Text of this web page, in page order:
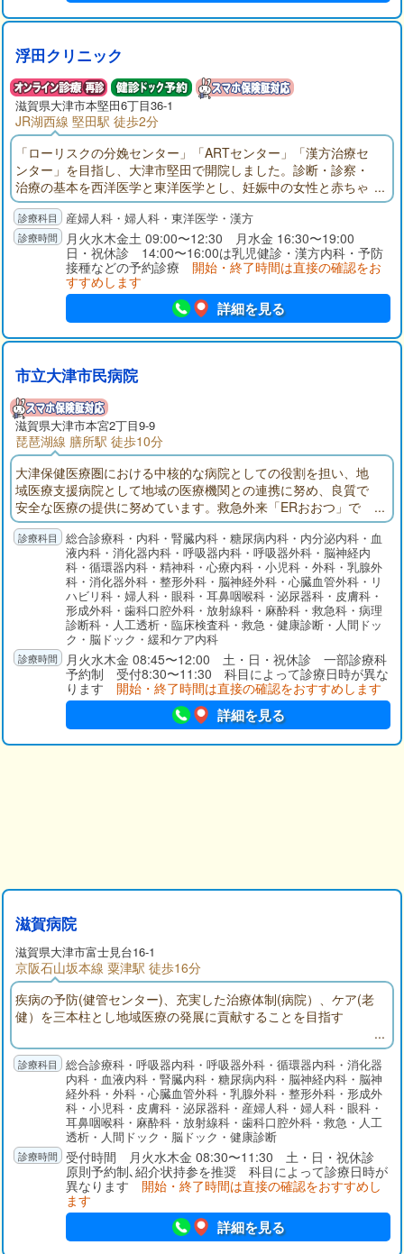
浮田クリニック
滋賀県大津市本堅田6丁目36-1
JR湖西線 堅田駅 徒歩2分
「ローリスクの分娩センター」「ARTセンター」「漢方治療セ
ンター」を目指し、大津市堅田で開院しました。診断・診察・
治療の基本を西洋医学と東洋医学とし、妊娠中の女性と赤ちゃ
んにできるだけ優しい医療を提供したいと考えます。また、子
育て中・更年期・老年期の女性とそのご家族の健康をサポート
できる医療機関を目指してまいります。
産婦人科・婦人科・東洋医学・漢方
月火水木金土 09:00〜12:30 月水金 16:30〜19:00
日・祝休診 14:00〜16:00は乳児健診・漢方内科・予防
接種などの予約診療 開始・終了時間は直接の確認をお
すすめします
詳細を見る
市立大津市民病院
滋賀県大津市本宮2丁目9-9
琵琶湖線 膳所駅 徒歩10分
大津保健医療圏における中核的な病院としての役割を担い、地
域医療支援病院として地域の医療機関との連携に努め、良質で
安全な医療の提供に努めています。救急外来「ERおおつ」で
は、24時間365日「とまらない救急」を掲げ、救急専門医を中心
に他科医師やICUと速やかに連携しています。健診センターでは
各種検診や予防接種を行うとともに、早期発見から内視鏡およ
び外科的手術治療、化学療法、放射線治療そして緩和ケアにい
たるまで、シームレスで集学的ながん診療を提供しています。
総合診療科・内科・腎臓内科・糖尿病内科・内分泌内科・血
液内科・消化器内科・呼吸器内科・呼吸器外科・脳神経内
科・循環器内科・精神科・心療内科・小児科・外科・乳腺外
科・消化器外科・整形外科・脳神経外科・心臓血管外科・リ
ハビリ科・婦人科・眼科・耳鼻咽喉科・泌尿器科・皮膚科・
形成外科・歯科口腔外科・放射線科・麻酔科・救急科・病理
診断科・人工透析・臨床検査科・救急・健康診断・人間ドッ
ク・脳ドック・緩和ケア内科
月火水木金 08:45〜12:00 土・日・祝休診 一部診療科
予約制 受付8:30〜11:30 科目によって診療日時が異な
ります 開始・終了時間は直接の確認をおすすめします
詳細を見る
滋賀病院
滋賀県大津市富士見台16-1
京阪石山坂本線 粟津駅 徒歩16分
疾病の予防(健管センター)、充実した治療体制(病院）、ケア(老
健）を三本柱とし地域医療の発展に貢献することを目指す
総合診療科・呼吸器内科・呼吸器外科・循環器内科・消化器
内科・血液内科・腎臓内科・糖尿病内科・脳神経内科・脳神
経外科・外科・心臓血管外科・乳腺外科・整形外科・形成外
科・小児科・皮膚科・泌尿器科・産婦人科・婦人科・眼科・
耳鼻咽喉科・麻酔科・放射線科・歯科口腔外科・救急・人工
透析・人間ドック・脳ドック・健康診断
受付時間 月火水木金 08:30〜11:30 土・日・祝休診
原則予約制､紹介状持参を推奨 科目によって診療日時が
異なります 開始・終了時間は直接の確認をおすすめし
ます
詳細を見る